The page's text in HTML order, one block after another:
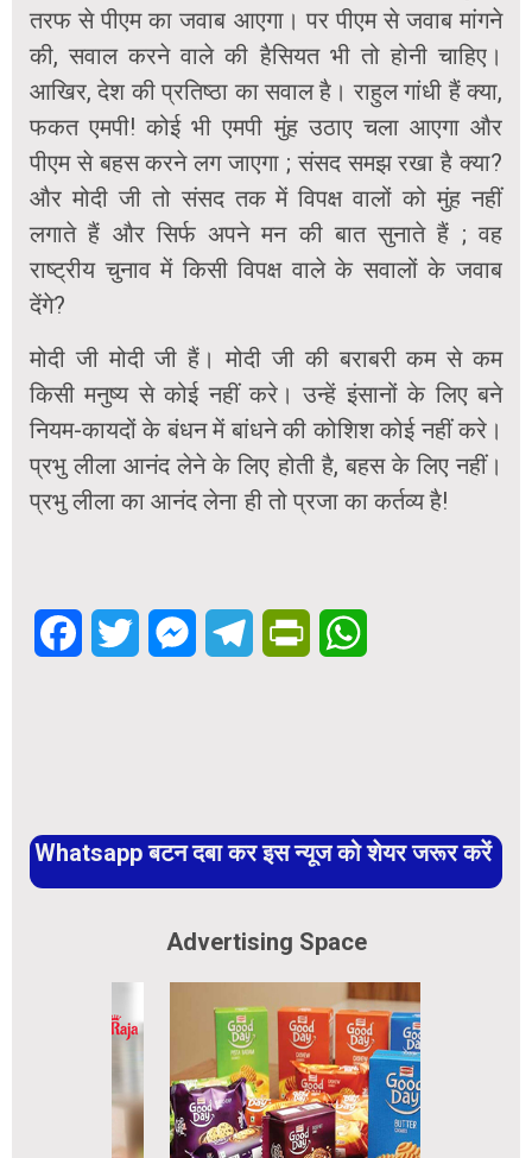
तरफ से पीएम का जवाब आएगा। पर पीएम से जवाब मांगने
की, सवाल करने वाले की हैसियत भी तो होनी चाहिए।
आखिर, देश की प्रतिष्ठा का सवाल है। राहुल गांधी हैं क्या,
फकत एमपी! कोई भी एमपी मुंह उठाए चला आएगा और
पीएम से बहस करने लग जाएगा ; संसद समझ रखा है क्या?
और मोदी जी तो संसद तक में विपक्ष वालों को मुंह नहीं
लगाते हैं और सिर्फ अपने मन की बात सुनाते हैं ; वह
राष्ट्रीय चुनाव में किसी विपक्ष वाले के सवालों के जवाब
देंगे?
मोदी जी मोदी जी हैं। मोदी जी की बराबरी कम से कम
किसी मनुष्य से कोई नहीं करे। उन्हें इंसानों के लिए बने
नियम-कायदों के बंधन में बांधने की कोशिश कोई नहीं करे।
प्रभु लीला आनंद लेने के लिए होती है, बहस के लिए नहीं।
प्रभु लीला का आनंद लेना ही तो प्रजा का कर्तव्य है!
FacebookTwitter MessengerTelegramPrintFriendly
Whatsapp बटन दबा कर इस न्यूज को शेयर जरूर करें
Advertising Space